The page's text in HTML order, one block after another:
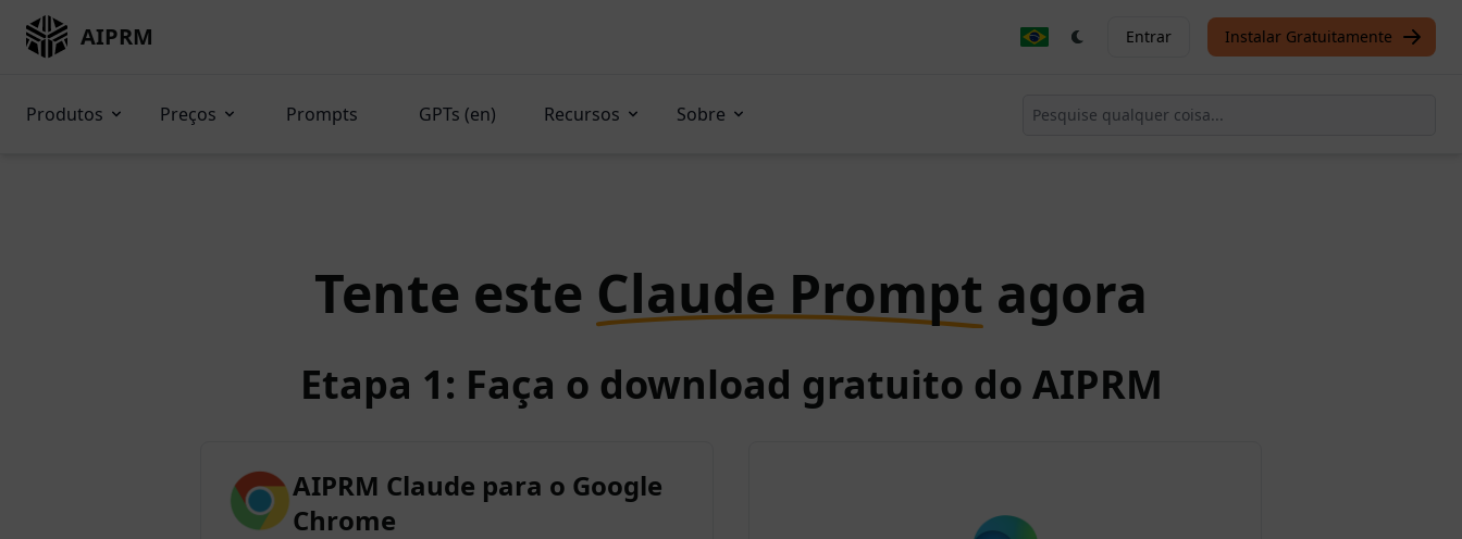
AIPRM Entrar Instalar Gratuitamente
Produtos Preços Prompts GPTs (en) Recursos Sobre
Tente este Claude Prompt agora
Etapa 1: Faça o download gratuito do AIPRM
AIPRM Claude para o Google
Chrome